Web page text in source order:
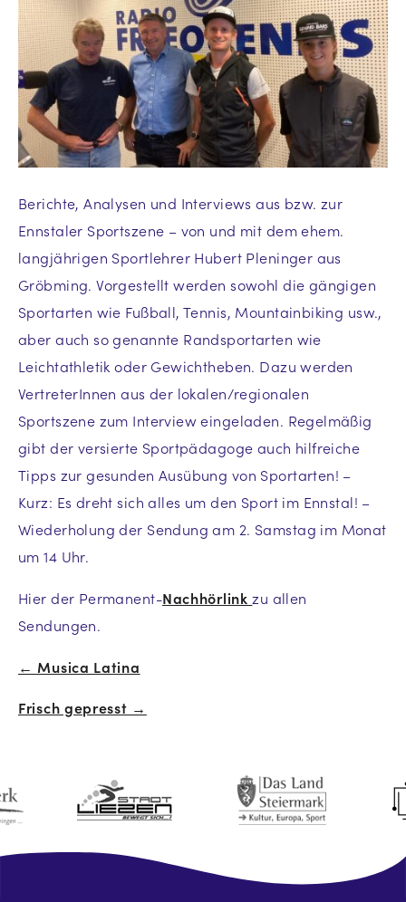
Berichte, Analysen und Interviews aus bzw. zur
Ennstaler Sportszene – von und mit dem ehem.
langjährigen Sportlehrer Hubert Pleninger aus
Gröbming. Vorgestellt werden sowohl die gängigen
Sportarten wie Fußball, Tennis, Mountainbiking usw.,
aber auch so genannte Randsportarten wie
Leichtathletik oder Gewichtheben. Dazu werden
VertreterInnen aus der lokalen/regionalen
Sportszene zum Interview eingeladen. Regelmäßig
gibt der versierte Sportpädagoge auch hilfreiche
Tipps zur gesunden Ausübung von Sportarten! –
Kurz: Es dreht sich alles um den Sport im Ennstal! –
Wiederholung der Sendung am 2. Samstag im Monat
um 14 Uhr.
Hier der Permanent-Nachhörlinkzu allen
Sendungen.
Beitrags-
Navigation
← Musica Latina
Frisch gepresst →